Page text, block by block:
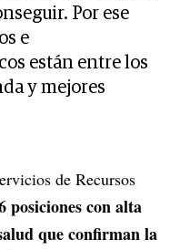
Por ese
e
están entre los
y mejores
de Recursos
posiciones con alta
que confirman la